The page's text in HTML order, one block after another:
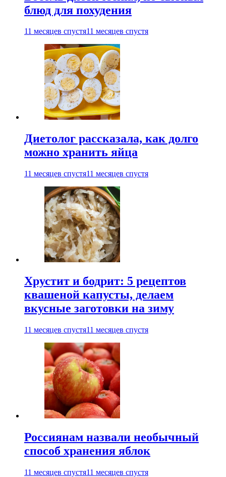
блюд для похудения
11 месяцев спустя11 месяцев спустя
Диетолог рассказала, как долго
можно хранить яйца
11 месяцев спустя11 месяцев спустя
Хрустит и бодрит: 5 рецептов
квашеной капусты, делаем
вкусные заготовки на зиму
11 месяцев спустя11 месяцев спустя
Россиянам назвали необычный
способ хранения яблок
11 месяцев спустя11 месяцев спустя